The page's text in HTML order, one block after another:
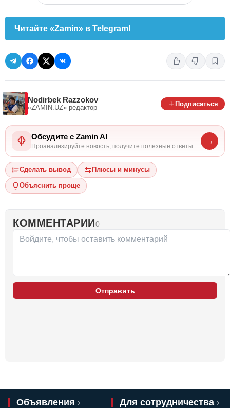
Читайте «Zamin» в Telegram!
Nodirbek Razzokov
«ZAMIN.UZ» редактор
Подписаться
Обсудите с Zamin AI
Проанализируйте новость, получите полезные ответы
→
Сделать вывод Плюсы и минусы
Объяснить проще
КОММЕНТАРИИ0
Отправить
Объявления Для сотрудничества